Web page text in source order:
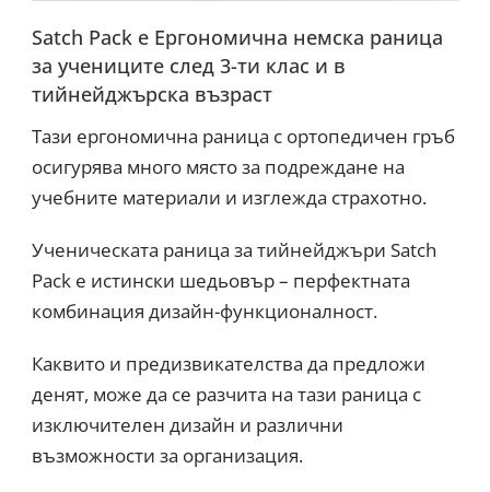
Satch Pack е Ергономична немска раница
за учениците след 3-ти клас и в
тийнейджърска възраст
Тази ергономична раница с ортопедичен гръб
осигурява много място за подреждане на
учебните материали и изглежда страхотно.
Ученическата раница за тийнейджъри Satch
Pack е истински шедьовър – перфектната
комбинация дизайн-функционалност.
Каквито и предизвикателства да предложи
денят, може да се разчита на тази раница с
изключителен дизайн и различни
възможности за организация.